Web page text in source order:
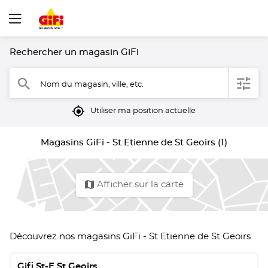
Rechercher un magasin GiFi
search Nom du magasin, ville, etc. filter
mylocation Utiliser ma position actuelle
Magasins GiFi - St Etienne de St Geoirs (1)
map Afficher sur la carte
Découvrez nos magasins GiFi - St Etienne de St Geoirs